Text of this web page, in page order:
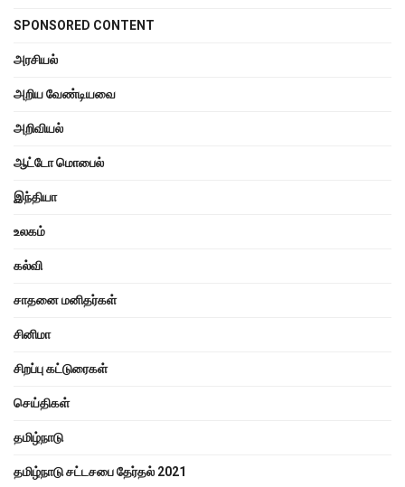
SPONSORED CONTENT
அரசியல்
அறிய வேண்டியவை
அறிவியல்
ஆட்டோ மொபைல்
இந்தியா
உலகம்
கல்வி
சாதனை மனிதர்கள்
சினிமா
சிறப்பு கட்டுரைகள்
செய்திகள்
தமிழ்நாடு
தமிழ்நாடு சட்டசபை தேர்தல் 2021